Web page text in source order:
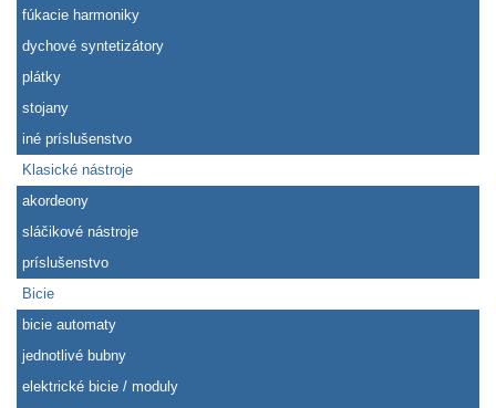
fúkacie harmoniky
dychové syntetizátory
plátky
stojany
iné príslušenstvo
Klasické nástroje
akordeony
sláčikové nástroje
príslušenstvo
Bicie
bicie automaty
jednotlivé bubny
elektrické bicie / moduly